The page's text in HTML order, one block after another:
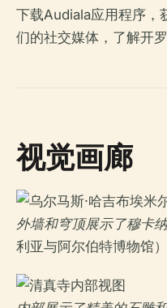
下载Audiala应用程序，
们的社交媒体，了解开
视觉画廊
外墙和穹顶展示了穆卡
利亚与阿尔伯特博物馆）